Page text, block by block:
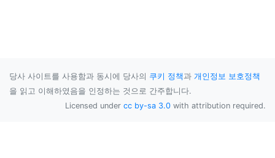
당사 사이트를 사용함과 동시에 당사의 쿠키 정책과 개인정보 보호정책
을 읽고 이해하였음을 인정하는 것으로 간주합니다.
Licensed under cc by-sa 3.0 with attribution required.